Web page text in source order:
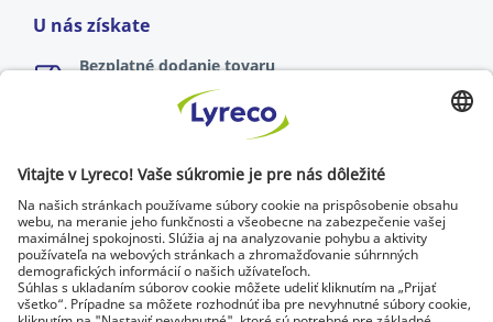
U nás získate
Bezplatné dodanie tovaru
pre objednávky nad 49,95€
Dodanie spravidla na nasledujúci pracovný deň
pre online objednávky zadané do 17:00
Možnosť vrátenia tovaru
do 30 dní od dodania
Špecialista na každé pracovisko
Najnovšie správy a rady od odborníkov